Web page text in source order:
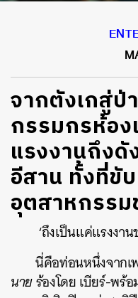
จากตังเกสู่ป่
กรรมกรห้อง
แรงงานถึงดั
อีสาน ทั้งที่ขั
อุตสาหกรรม
‘ถึงเป็นแค่แรงงา
นี่คือท่อนหนึ่งจากเ
นายร้องโดย เบียร์-พร้